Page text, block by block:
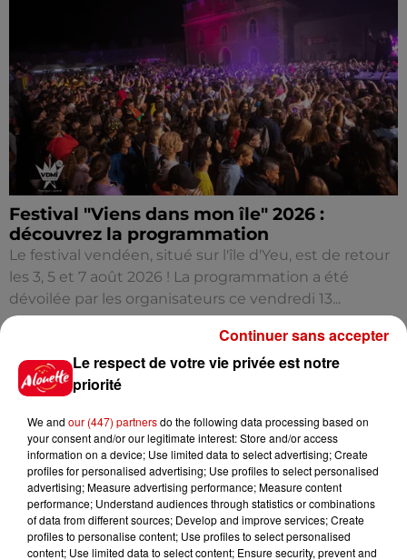
Festival "Viens dans mon île" 2026 :
découvrez la programmation
Le festival vendéen, situé sur l'île d'Yeu, est de retour
les 3, 5 et 7 août 2026 ! La programmation a été
dévoilée par les organisateurs ce vendredi 13...
Le respect de votre vie privée est notre
priorité
We and our (447) partnersdo the following data processing based on
your consent and/or our legitimate interest: Store and/or access
information on a device; Use limited data to select advertising; Create
profiles for personalised advertising; Use profiles to select personalised
advertising; Measure advertising performance; Measure content
performance; Understand audiences through statistics or combinations
of data from different sources; Develop and improve services; Create
profiles to personalise content; Use profiles to select personalised
content; Use limited data to select content; Ensure security, prevent and
Continuer sans accepter